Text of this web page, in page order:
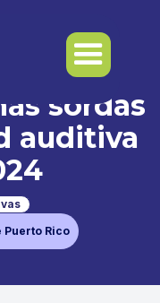
sordas
auditiva
Puerto Rico